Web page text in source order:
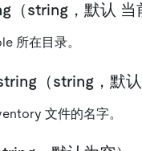
string，默认 当
所在目录。
（string，默认
文件的名字。